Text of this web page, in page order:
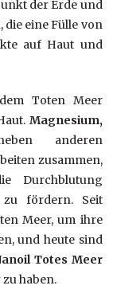
der Erde und
eine Fülle von
auf Haut und
Toten Meer
Magnesium,
anderen
zusammen,
Durchblutung
zu fördern. Seit
Meer, um ihre
und heute sind
Totes Meer
haben.